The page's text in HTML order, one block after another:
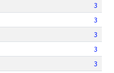
3
3
3
3
3